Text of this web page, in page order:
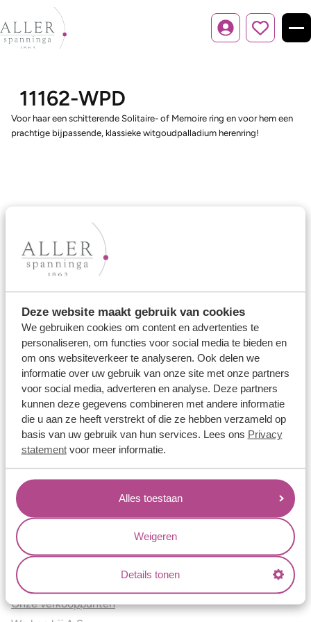
Deze website maakt gebruik van cookies
We gebruiken cookies om content en advertenties te
personaliseren, om functies voor social media te bieden en
om ons websiteverkeer te analyseren. Ook delen we
informatie over uw gebruik van onze site met onze partners
voor social media, adverteren en analyse. Deze partners
kunnen deze gegevens combineren met andere informatie
die u aan ze heeft verstrekt of die ze hebben verzameld op
basis van uw gebruik van hun services. Lees ons Privacy
statementvoor meer informatie.
Alles toestaan
Weigeren
Details tonen
Inloggen
11162-WPD
Voor haar een schitterende Solitaire- of Memoire ring en voor hem een
prachtige bijpassende, klassieke witgoudpalladium herenring!
Ons aanbod
Trouwringen
Memoireringen
Verlovingsringen
Vriendschapsringen
Over ons
Aller Spanninga
Historie
Certificaten
Blogs
Jouw voordelen
Conflictvrije Materialen
Oneindig veel mogelijkheden
Kwaliteit
Juweliers & Contact
Onze verkooppunten